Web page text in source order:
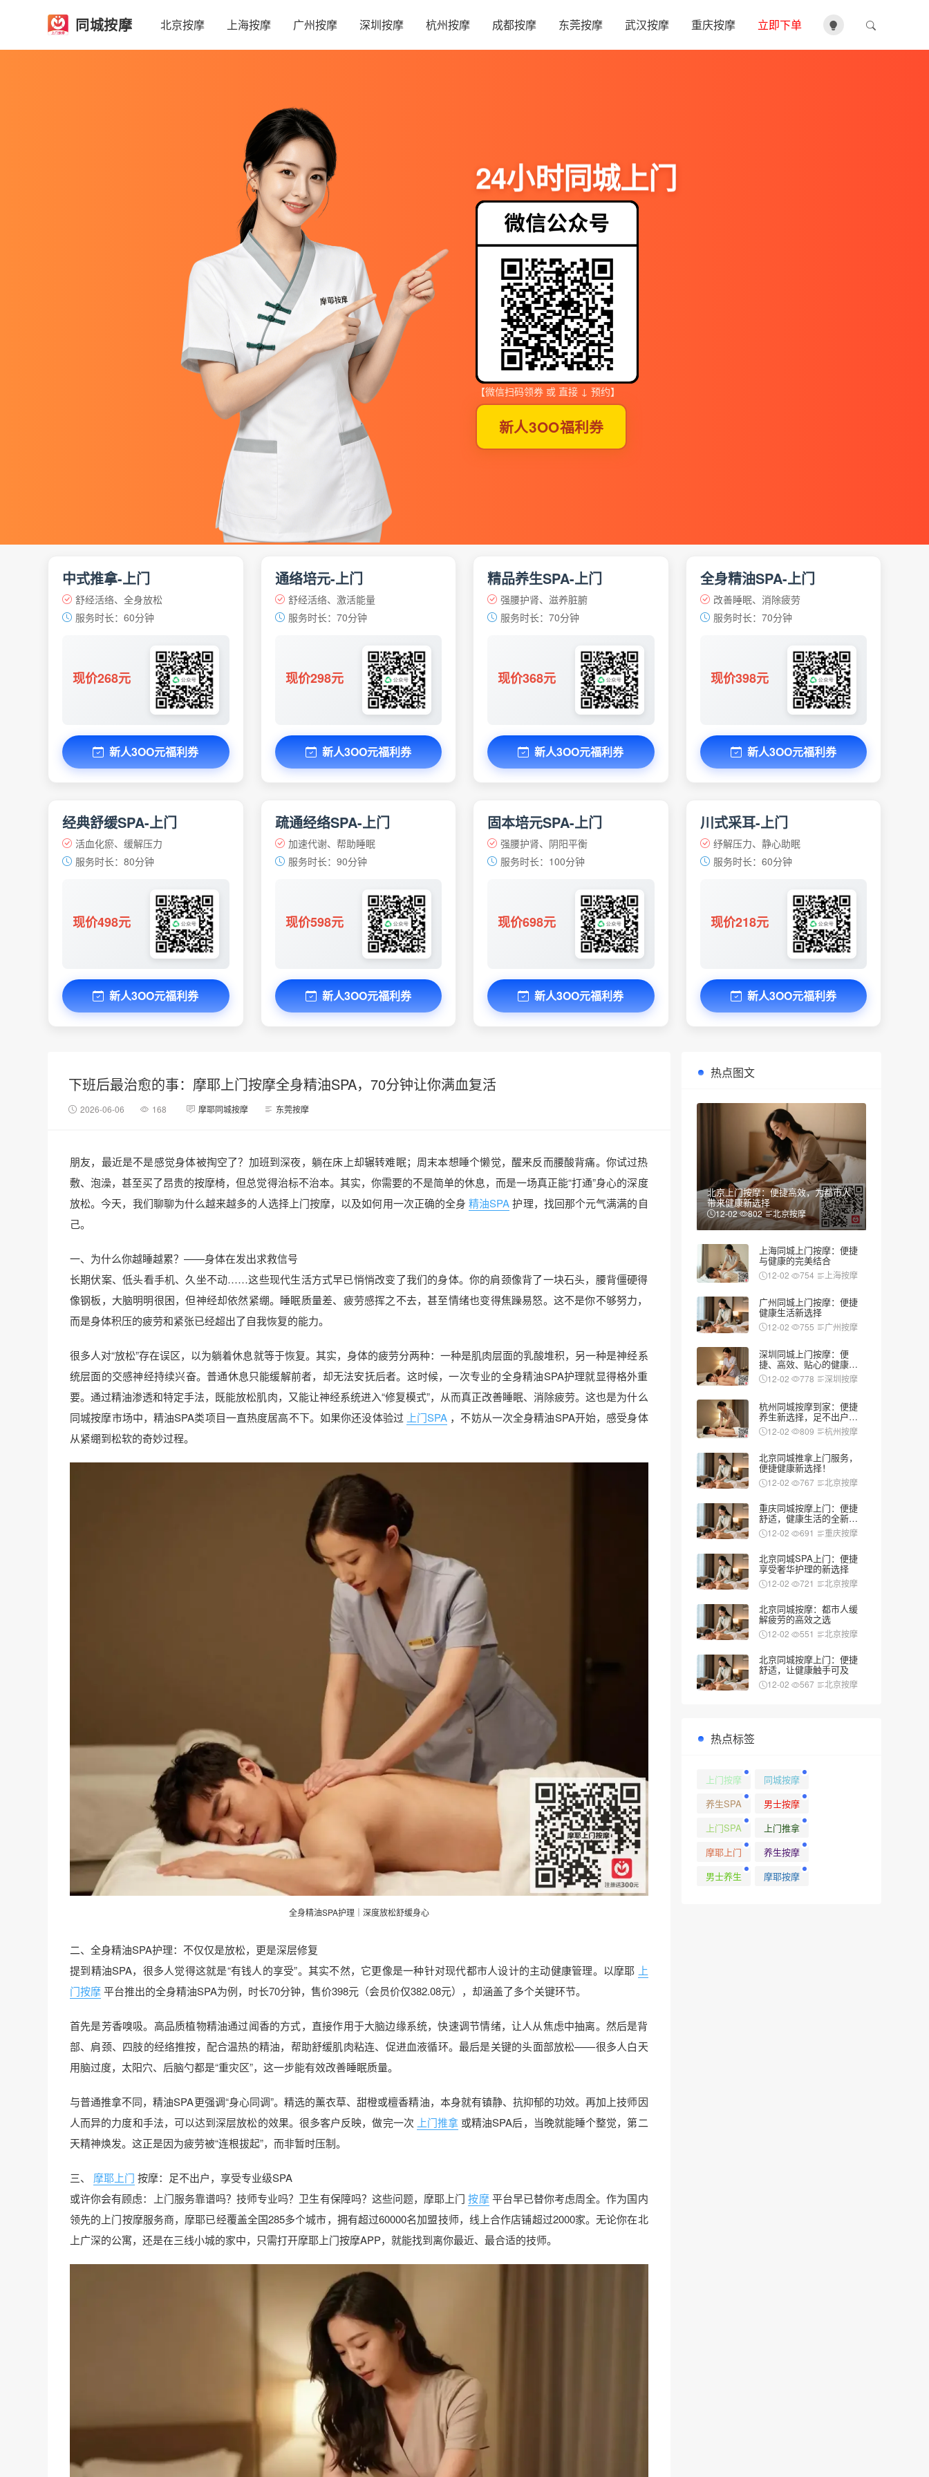
同城按摩 北京按摩 上海按摩 广州按摩 深圳按摩 杭州按摩 成都按摩 东莞按摩 武汉按摩 重庆按摩 立即下单
24小时同城上门
【微信扫码领券 或 直接 ↓ 预约】
新人3OO福利券
中式推拿-上门
舒经活络、全身放松
服务时长：60分钟
现价268元
新人3OO元福利券
通络培元-上门
舒经活络、激活能量
服务时长：70分钟
现价298元
新人3OO元福利券
精品养生SPA-上门
强腰护肾、滋养脏腑
服务时长：70分钟
现价368元
新人3OO元福利券
全身精油SPA-上门
改善睡眠、消除疲劳
服务时长：70分钟
现价398元
新人3OO元福利券
经典舒缓SPA-上门
活血化瘀、缓解压力
服务时长：80分钟
现价498元
新人3OO元福利券
疏通经络SPA-上门
加速代谢、帮助睡眠
服务时长：90分钟
现价598元
新人3OO元福利券
固本培元SPA-上门
强腰护肾、阴阳平衡
服务时长：100分钟
现价698元
新人3OO元福利券
川式采耳-上门
纾解压力、静心助眠
服务时长：60分钟
现价218元
新人3OO元福利券
下班后最治愈的事：摩耶上门按摩全身精油SPA，70分钟让你满血复活
2026-06-06 168 摩耶同城按摩 东莞按摩
朋友，最近是不是感觉身体被掏空了？加班到深夜，躺在床上却辗转难眠；周末本想睡个懒觉，醒来反而腰酸背痛。你试过热
敷、泡澡，甚至买了昂贵的按摩椅，但总觉得治标不治本。其实，你需要的不是简单的休息，而是一场真正能“打通”身心的深度
放松。今天，我们聊聊为什么越来越多的人选择上门按摩，以及如何用一次正确的全身 精油SPA 护理，找回那个元气满满的自
己。
一、为什么你越睡越累？——身体在发出求救信号
长期伏案、低头看手机、久坐不动……这些现代生活方式早已悄悄改变了我们的身体。你的肩颈像背了一块石头，腰背僵硬得
像钢板，大脑明明很困，但神经却依然紧绷。睡眠质量差、疲劳感挥之不去，甚至情绪也变得焦躁易怒。这不是你不够努力，
而是身体积压的疲劳和紧张已经超出了自我恢复的能力。
很多人对“放松”存在误区，以为躺着休息就等于恢复。其实，身体的疲劳分两种：一种是肌肉层面的乳酸堆积，另一种是神经系
统层面的交感神经持续兴奋。普通休息只能缓解前者，却无法安抚后者。这时候，一次专业的全身精油SPA护理就显得格外重
要。通过精油渗透和特定手法，既能放松肌肉，又能让神经系统进入“修复模式”，从而真正改善睡眠、消除疲劳。这也是为什么
同城按摩市场中，精油SPA类项目一直热度居高不下。如果你还没体验过 上门SPA ，不妨从一次全身精油SPA开始，感受身体
从紧绷到松软的奇妙过程。
全身精油SPA护理｜深度放松舒缓身心
二、全身精油SPA护理：不仅仅是放松，更是深层修复
提到精油SPA，很多人觉得这就是“有钱人的享受”。其实不然，它更像是一种针对现代都市人设计的主动健康管理。以摩耶 上
门按摩平台推出的全身精油SPA为例，时长70分钟，售价398元（会员价仅382.08元），却涵盖了多个关键环节。
首先是芳香嗅吸。高品质植物精油通过闻香的方式，直接作用于大脑边缘系统，快速调节情绪，让人从焦虑中抽离。然后是背
部、肩颈、四肢的经络推按，配合温热的精油，帮助舒缓肌肉粘连、促进血液循环。最后是关键的头面部放松——很多人白天
用脑过度，太阳穴、后脑勺都是“重灾区”，这一步能有效改善睡眠质量。
与普通推拿不同，精油SPA更强调“身心同调”。精选的薰衣草、甜橙或檀香精油，本身就有镇静、抗抑郁的功效。再加上技师因
人而异的力度和手法，可以达到深层放松的效果。很多客户反映，做完一次 上门推拿 或精油SPA后，当晚就能睡个整觉，第二
天精神焕发。这正是因为疲劳被“连根拔起”，而非暂时压制。
三、 摩耶上门 按摩：足不出户，享受专业级SPA
或许你会有顾虑：上门服务靠谱吗？技师专业吗？卫生有保障吗？这些问题，摩耶上门 按摩 平台早已替你考虑周全。作为国内
领先的上门按摩服务商，摩耶已经覆盖全国285多个城市，拥有超过60000名加盟技师，线上合作店铺超过2000家。无论你在北
上广深的公寓，还是在三线小城的家中，只需打开摩耶上门按摩APP，就能找到离你最近、最合适的技师。
热点图文
北京上门按摩：便捷高效，为都市人
带来健康新选择
12-02 802 北京按摩
上海同城上门按摩：便捷
与健康的完美结合
12-02 754 上海按摩
广州同城上门按摩：便捷
健康生活新选择
12-02 755 广州按摩
深圳同城上门按摩：便
捷、高效、贴心的健康新
选择12-02 778 深圳按摩
杭州同城按摩到家：便捷
养生新选择，足不出户享
受专业服务
12-02 809 杭州按摩
北京同城推拿上门服务，
便捷健康新选择！
12-02 767 北京按摩
重庆同城按摩上门：便捷
舒适，健康生活的全新选
择12-02 691 重庆按摩
北京同城SPA上门：便捷
享受奢华护理的新选择
12-02 721 北京按摩
北京同城按摩：都市人缓
解疲劳的高效之选
12-02 551 北京按摩
北京同城按摩上门：便捷
舒适，让健康触手可及
12-02 567 北京按摩
热点标签
上门按摩
同城按摩
养生SPA
男士按摩
上门SPA
上门推拿
摩耶上门
养生按摩
男士养生
摩耶按摩